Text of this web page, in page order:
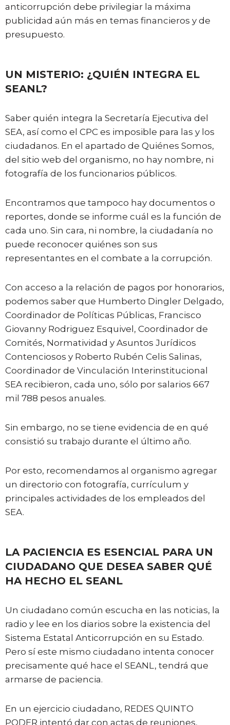
anticorrupción debe privilegiar la máxima
publicidad aún más en temas financieros y de
presupuesto.
UN MISTERIO: ¿QUIÉN INTEGRA EL
SEANL?
Saber quién integra la Secretaría Ejecutiva del
SEA, así como el CPC es imposible para las y los
ciudadanos. En el apartado de Quiénes Somos,
del sitio web del organismo, no hay nombre, ni
fotografía de los funcionarios públicos.
Encontramos que tampoco hay documentos o
reportes, donde se informe cuál es la función de
cada uno. Sin cara, ni nombre, la ciudadanía no
puede reconocer quiénes son sus
representantes en el combate a la corrupción.
Con acceso a la relación de pagos por honorarios,
podemos saber que Humberto Dingler Delgado,
Coordinador de Políticas Públicas, Francisco
Giovanny Rodriguez Esquivel, Coordinador de
Comités, Normatividad y Asuntos Jurídicos
Contenciosos y Roberto Rubén Celis Salinas,
Coordinador de Vinculación Interinstitucional
SEA recibieron, cada uno, sólo por salarios 667
mil 788 pesos anuales.
Sin embargo, no se tiene evidencia de en qué
consistió su trabajo durante el último año.
Por esto, recomendamos al organismo agregar
un directorio con fotografía, currículum y
principales actividades de los empleados del
SEA.
LA PACIENCIA ES ESENCIAL PARA UN
CIUDADANO QUE DESEA SABER QUÉ
HA HECHO EL SEANL
Un ciudadano común escucha en las noticias, la
radio y lee en los diarios sobre la existencia del
Sistema Estatal Anticorrupción en su Estado.
Pero sí este mismo ciudadano intenta conocer
precisamente qué hace el SEANL, tendrá que
armarse de paciencia.
En un ejercicio ciudadano, REDES QUINTO
PODER intentó dar con actas de reuniones,